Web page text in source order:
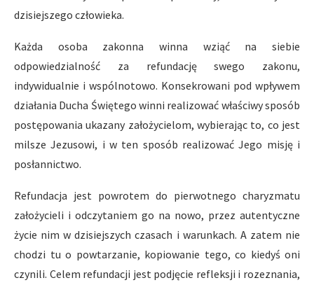
dzisiejszego człowieka.
Każda osoba zakonna winna wziąć na siebie
odpowiedzialność za refundację swego zakonu,
indywidualnie i wspólnotowo. Konsekrowani pod wpływem
działania Ducha Świętego winni realizować właściwy sposób
postępowania ukazany założycielom, wybierając to, co jest
milsze Jezusowi, i w ten sposób realizować Jego misję i
posłannictwo.
Refundacja jest powrotem do pierwotnego charyzmatu
założycieli i odczytaniem go na nowo, przez autentyczne
życie nim w dzisiejszych czasach i warunkach. A zatem nie
chodzi tu o powtarzanie, kopiowanie tego, co kiedyś oni
czynili. Celem refundacji jest podjęcie refleksji i rozeznania,